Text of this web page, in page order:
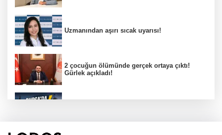
Uzmanından aşırı sıcak uyarısı!
2 çocuğun ölümünde gerçek ortaya çıktı!
Gürlek açıkladı!